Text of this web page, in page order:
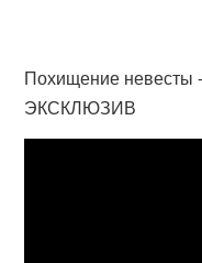
Похищение невесты
ЭКСКЛЮЗИВ